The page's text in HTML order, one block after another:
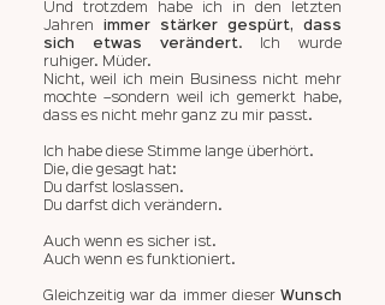
Und trotzdem habe ich in den letzten
Jahren immer stärker gespürt, dass
sich etwas verändert.
Ich wurde
ruhiger. Müder.
Nicht, weil ich mein Business nicht mehr
mochte –sondern weil ich gemerkt habe,
dass es nicht mehr ganz zu mir passt.
Ich habe diese Stimme lange überhört.
Die, die gesagt hat:
Du darfst loslassen.
Du darfst dich verändern.
Auch wenn es sicher ist.
Auch wenn es funktioniert.
Gleichzeitig war da immer dieser Wunsch